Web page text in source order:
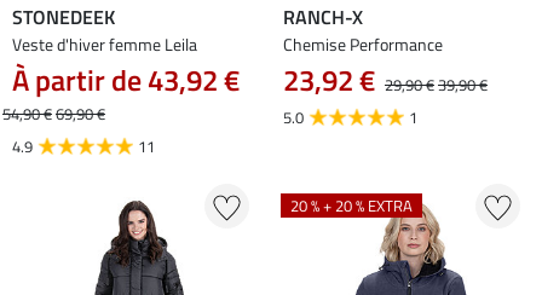
STONEDEEK
Veste d'hiver femme Leila
À partir de 43,92 €
54,90 €69,90 €
4.9
11
RANCH-X
Chemise Performance
23,92 € 29,90 €39,90 €
5.0
1
20 % + 20 % EXTRA